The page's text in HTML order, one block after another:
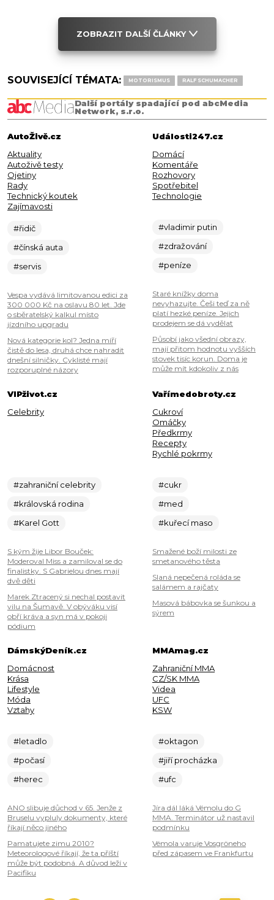
ZOBRAZIT DALŠÍ ČLÁNKY
SOUVISEJÍCÍ TÉMATA: MOTORISMUS RALF SCHUMACHER
Další portály spadající pod abcMedia
Network, s.r.o.
AutoŽivě.cz
Aktuality
Autoživě testy
Ojetiny
Rady
Technický koutek
Zajímavosti
#řidič
#čínská auta
#servis
Vespa vydává limitovanou edici za
300 000 Kč na oslavu 80 let. Jde
o sběratelský kalkul místo
jízdního upgradu
Nová kategorie kol? Jedna míří
čistě do lesa, druhá chce nahradit
dnešní silničky. Cyklisté mají
rozporuplné názory
Události247.cz
Domácí
Komentáře
Rozhovory
Spotřebitel
Technologie
#vladimir putin
#zdražování
#peníze
Staré knížky doma
nevyhazujte. Češi teď za ně
platí hezké peníze. Jejich
prodejem se dá vydělat
Působí jako všední obrazy,
mají přitom hodnotu vyšších
stovek tisíc korun. Doma je
může mít kdokoliv z nás
VIPživot.cz
Celebrity
#zahraniční celebrity
#královská rodina
#Karel Gott
S kým žije Libor Bouček:
Moderoval Miss a zamiloval se do
finalistky. S Gabrielou dnes mají
dvě děti
Marek Ztracený si nechal postavit
vilu na Šumavě. V obýváku visí
obří kráva a syn má v pokoji
pódium
Vařímedobroty.cz
Cukroví
Omáčky
Předkrmy
Recepty
Rychlé pokrmy
#cukr
#med
#kuřecí maso
Smažené boží milosti ze
smetanového těsta
Slaná nepečená roláda se
salámem a rajčaty
Masová bábovka se šunkou a
sýrem
DámskýDeník.cz
Domácnost
Krása
Lifestyle
Móda
Vztahy
#letadlo
#počasí
#herec
ANO slibuje důchod v 65. Jenže z
Bruselu vypluly dokumenty, které
říkají něco jiného
Pamatujete zimu 2010?
Meteorologové říkají, že ta příští
může být podobná. A důvod leží v
Pacifiku
MMAmag.cz
Zahraniční MMA
CZ/SK MMA
Videa
UFC
KSW
#oktagon
#jiří procházka
#ufc
Jíra dál láká Vémolu do G
MMA. Terminátor už nastavil
podmínku
Vémola varuje Vosgröneho
před zápasem ve Frankfurtu